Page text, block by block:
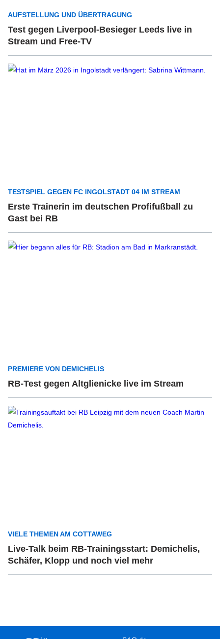
AUFSTELLUNG UND ÜBERTRAGUNG
Test gegen Liverpool-Besieger Leeds live in
Stream und Free-TV
TESTSPIEL GEGEN FC INGOLSTADT 04 IM STREAM
Erste Trainerin im deutschen Profifußball zu
Gast bei RB
PREMIERE VON DEMICHELIS
RB-Test gegen Altglienicke live im Stream
VIELE THEMEN AM COTTAWEG
Live-Talk beim RB-Trainingsstart: Demichelis,
Schäfer, Klopp und noch viel mehr